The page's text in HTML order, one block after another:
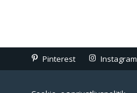
Pinterest Instagram